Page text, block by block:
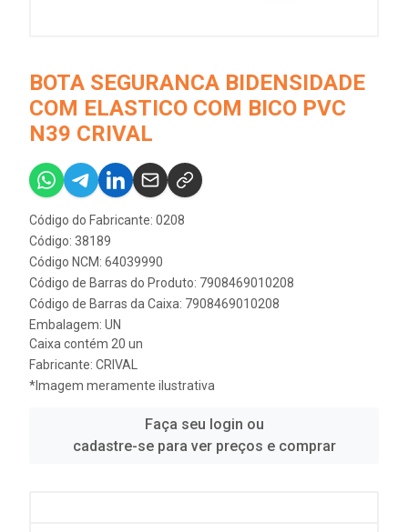
BOTA SEGURANCA BIDENSIDADE
COM ELASTICO COM BICO PVC
N39 CRIVAL
Código do Fabricante: 0208
Código: 38189
Código NCM: 64039990
Código de Barras do Produto: 7908469010208
Código de Barras da Caixa: 7908469010208
Embalagem: UN
Caixa contém 20 un
Fabricante: CRIVAL
*Imagem meramente ilustrativa
Faça seu login ou
cadastre-se para ver preços e comprar